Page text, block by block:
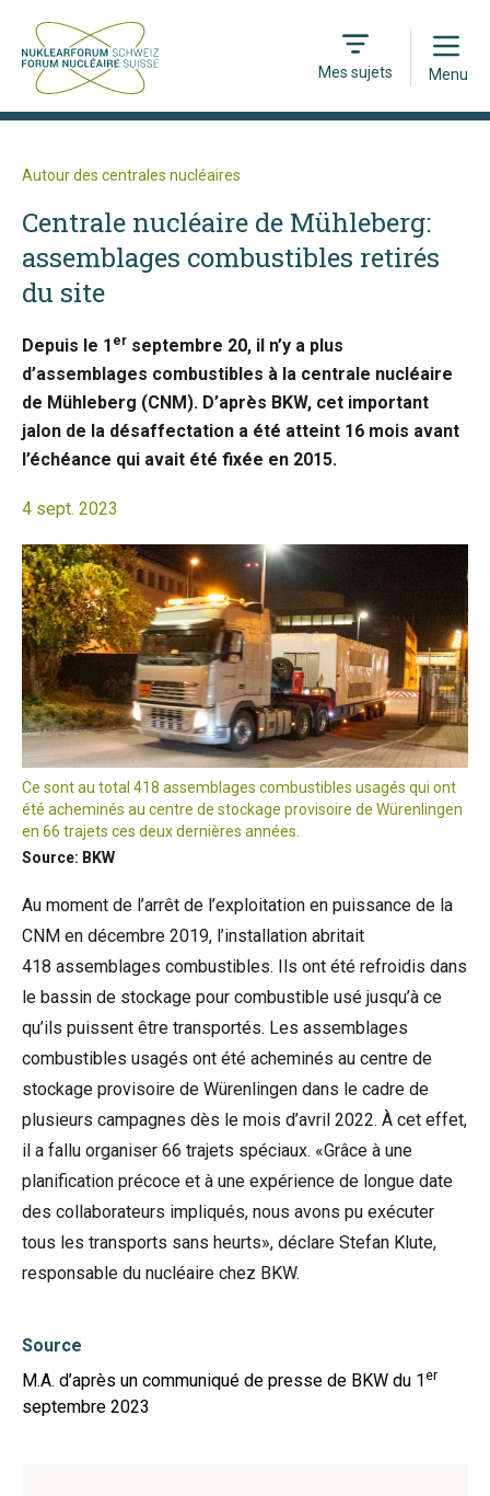
Mes sujets
Open
Menu
Autour des centrales nucléaires
Centrale nucléaire de Mühleberg:
assemblages combustibles retirés
du site
Depuis le 1 er septembre 20, il n’y a plus
d’assemblages combustibles à la centrale nucléaire
de Mühleberg (CNM). D’après BKW, cet important
jalon de la désaffectation a été atteint 16 mois avant
l’échéance qui avait été fixée en 2015.
4 sept. 2023
Ce sont au total 418 assemblages combustibles usagés qui ont
été acheminés au centre de stockage provisoire de Würenlingen
en 66 trajets ces deux dernières années.
Source: BKW
Au moment de l’arrêt de l’exploitation en puissance de la
CNM en décembre 2019, l’installation abritait
418 assemblages combustibles. Ils ont été refroidis dans
le bassin de stockage pour combustible usé jusqu’à ce
qu’ils puissent être transportés. Les assemblages
combustibles usagés ont été acheminés au centre de
stockage provisoire de Würenlingen dans le cadre de
plusieurs campagnes dès le mois d’avril 2022. À cet effet,
il a fallu organiser 66 trajets spéciaux. «Grâce à une
planification précoce et à une expérience de longue date
des collaborateurs impliqués, nous avons pu exécuter
tous les transports sans heurts», déclare Stefan Klute,
responsable du nucléaire chez BKW.
Source
M.A. d’après un communiqué de presse de BKW du 1er
septembre 2023